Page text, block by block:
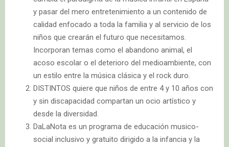
y pasar del mero entretenimiento a un contenido de
calidad enfocado a toda la familia y al servicio de los
niños que crearán el futuro que necesitamos.
Incorporan temas como el abandono animal, el
acoso escolar o el deterioro del medioambiente, con
un estilo entre la música clásica y el rock duro.
DISTINTOS quiere que niños de entre 4 y 10 años con
y sin discapacidad compartan un ocio artístico y
desde la diversidad.
DaLaNota es un programa de educación musico-
social inclusivo y gratuito dirigido a la infancia y la